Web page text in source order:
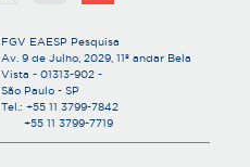
FGV EAESP Pesquisa
Av. 9 de Julho, 2029, 11º andar Bela
Vista - 01313-902 -
São Paulo - SP
Tel.: +55 11 3799-7842
+55 11 3799-7719